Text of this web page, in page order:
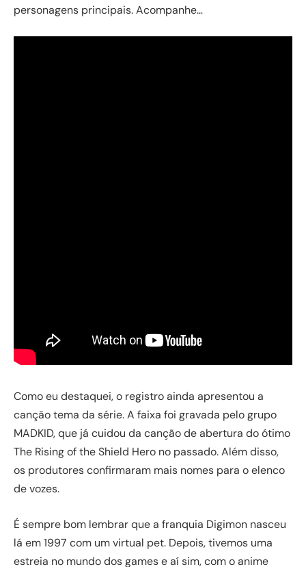
personagens principais. Acompanhe…
Como eu destaquei, o registro ainda apresentou a
canção tema da série. A faixa foi gravada pelo grupo
MADKID, que já cuidou da canção de abertura do ótimo
The Rising of the Shield Hero no passado. Além disso,
os produtores confirmaram mais nomes para o elenco
de vozes.
É sempre bom lembrar que a franquia Digimon nasceu
lá em 1997 com um virtual pet. Depois, tivemos uma
estreia no mundo dos games e aí sim, com o anime